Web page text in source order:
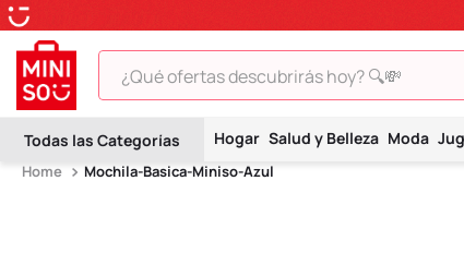
¿Qué ofertas descubrirás hoy? 🔍💸
Hogar Salud y Belleza Moda
Mochila-Basica-Miniso-Azul
TÉRMINOS MÁS BUSCADOS